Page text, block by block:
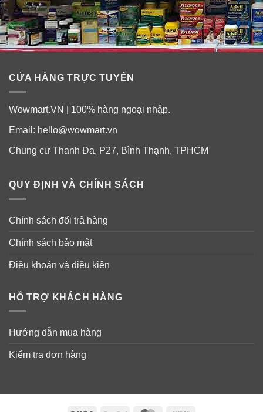
Thành phần dầu gội và xả tóc Pantene Pro-V Sheer
Volume Dream Care 2 trong 1
Pantene Pro V Sheer Volume Dream Care
CỬA HÀNG TRỰC TUYẾN
Wowmart.VN | 100% hàng ngoại nhập.
Email: hello@wowmart.vn
Chung cư Thanh Đa, P27, Bình Thạnh, TPHCM
QUY ĐỊNH VÀ CHÍNH SÁCH
Chính sách đổi trả hàng
Chính sách bảo mật
Điều khoản và điều kiện
HỖ TRỢ KHÁCH HÀNG
Hướng dẫn mua hàng
Kiểm tra đơn hàng